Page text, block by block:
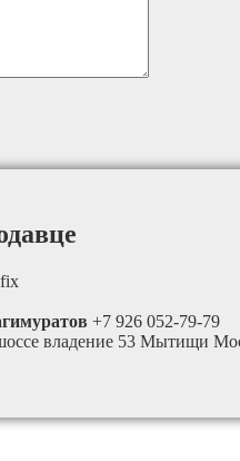
+7 926 052-79-79
владение 53 Мытищи